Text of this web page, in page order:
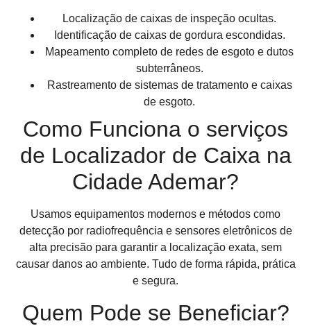
Localização de caixas de inspeção ocultas.
Identificação de caixas de gordura escondidas.
Mapeamento completo de redes de esgoto e dutos
subterrâneos.
Rastreamento de sistemas de tratamento e caixas
de esgoto.
Como Funciona o serviços
de Localizador de Caixa na
Cidade Ademar?
Usamos equipamentos modernos e métodos como
detecção por radiofrequência e sensores eletrônicos de
alta precisão para garantir a localização exata, sem
causar danos ao ambiente. Tudo de forma rápida, prática
e segura.
Quem Pode se Beneficiar?